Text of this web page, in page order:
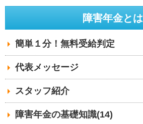
障害年金とは
簡単１分！無料受給判定
代表メッセージ
スタッフ紹介
障害年金の基礎知識(14)